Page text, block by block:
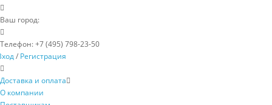
Ваш город:
Телефон:+7 (495) 798-23-50
/ Регистрация
Доставка и оплата
О компании